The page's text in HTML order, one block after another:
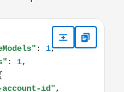
1, "countOfModels": 1,